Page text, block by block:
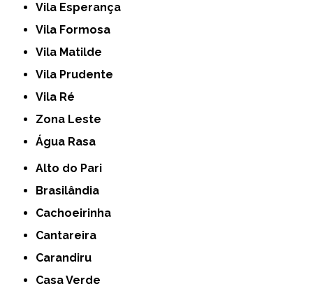
Vila Esperança
Vila Formosa
Vila Matilde
Vila Prudente
Vila Ré
Zona Leste
Água Rasa
Alto do Pari
Brasilândia
Cachoeirinha
Cantareira
Carandiru
Casa Verde